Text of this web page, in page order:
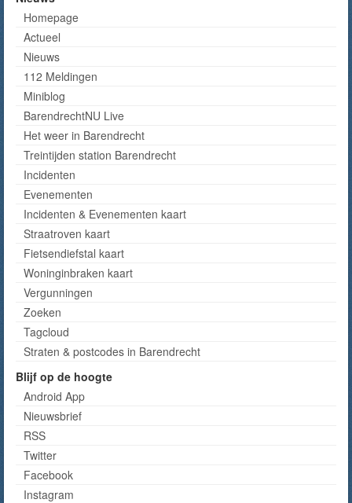
Homepage
Actueel
Nieuws
112 Meldingen
Miniblog
BarendrechtNU Live
Het weer in Barendrecht
Treintijden station Barendrecht
Incidenten
Evenementen
Incidenten & Evenementen kaart
Straatroven kaart
Fietsendiefstal kaart
Woninginbraken kaart
Vergunningen
Zoeken
Tagcloud
Straten & postcodes in Barendrecht
Blijf op de hoogte
Android App
Nieuwsbrief
RSS
Twitter
Facebook
Instagram